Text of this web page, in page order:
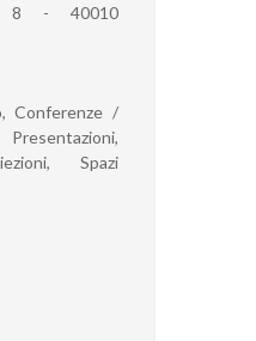
8 - 40010
Conferenze /
Spazi